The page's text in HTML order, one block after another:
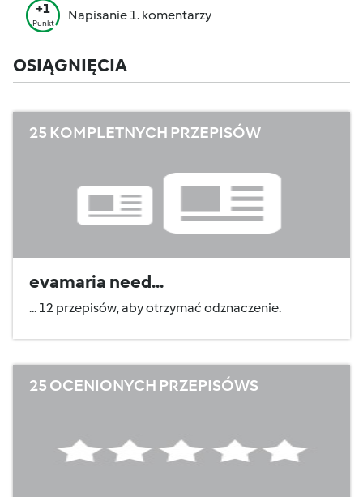
+1
Punkt
Napisanie 1. komentarzy
OSIĄGNIĘCIA
25 KOMPLETNYCH PRZEPISÓW
evamaria need...
... 12 przepisów, aby otrzymać odznaczenie.
25 OCENIONYCH PRZEPISÓWS